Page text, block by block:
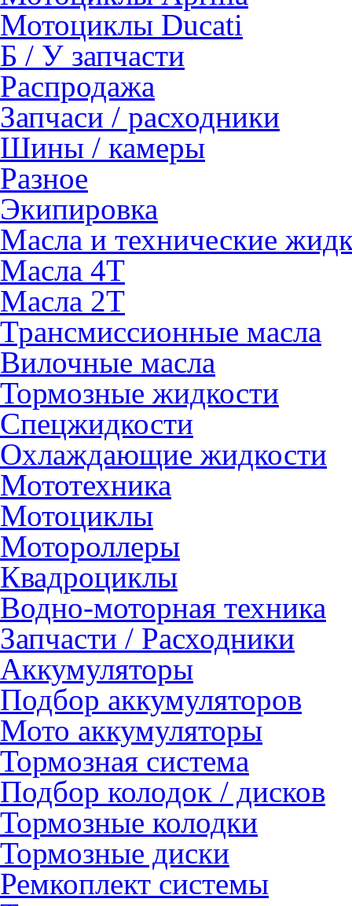
Мотоциклы Ducati
Б / У запчасти
Распродажа
Запчаси / расходники
Шины / камеры
Разное
Экипировка
Масла и технические
Масла 4Т
Масла 2Т
Трансмиссионные масла
Вилочные масла
Тормозные жидкости
Спецжидкости
Охлаждающие жидкости
Мототехника
Мотоциклы
Мотороллеры
Квадроциклы
Водно-моторная техника
Запчасти / Расходники
Аккумуляторы
Подбор аккумуляторов
Мото аккумуляторы
Тормозная система
Подбор колодок / дисков
Тормозные колодки
Тормозные диски
Ремкоплект системы